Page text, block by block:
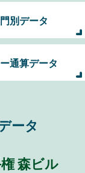
別データ
通算データ
ータ
森ビル